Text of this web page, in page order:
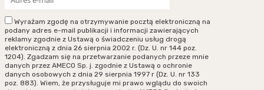
Wyrażam zgodę na otrzymywanie pocztą elektroniczną na
podany adres e-mail publikacji i informacji zawierających
reklamy zgodnie z Ustawą o świadczeniu usług drogą
elektroniczną z dnia 26 sierpnia 2002 r. (Dz. U. nr 144 poz.
1204). Zgadzam się na przetwarzanie podanych przeze mnie
danych przez AMECO Sp. j. zgodnie z Ustawą o ochronie
danych osobowych z dnia 29 sierpnia 1997 r (Dz. U. nr 133
poz. 883). Wiem, że przysługuje mi prawo wglądu do swoich